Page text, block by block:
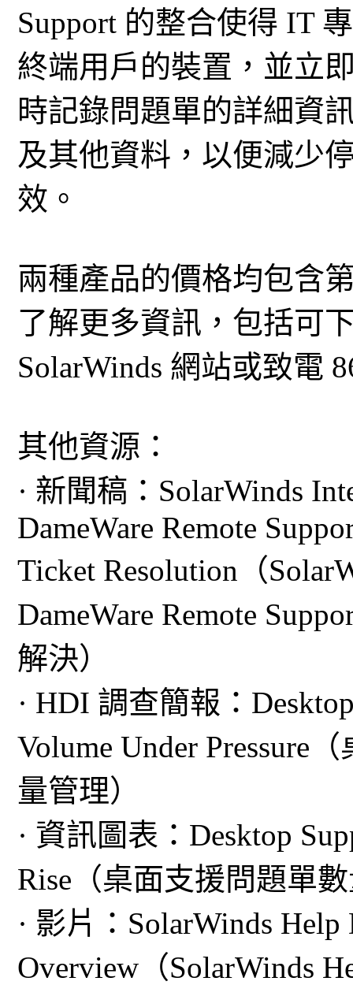
Support 的整合使得 IT
終端用戶的裝置，並立
時記錄問題單的詳細資
及其他資料，以便減少
效。
兩種產品的價格均包含
了解更多資訊，包括可
SolarWinds 網站或致電
其他資源：
· 新聞稿：SolarWinds
DameWare Remote
Ticket Resolution（
DameWare Remote
解決）
· HDI 調查簡報：
Volume Under Pressure
量管理）
· 資訊圖表：Desktop
Rise（桌面支援問題單
· 影片：SolarWinds Help
Overview（SolarWinds